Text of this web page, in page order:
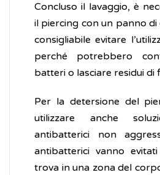
Concluso il lavaggio, è
il piercing con un panno di
consigliabile evitare
perché potrebbero
batteri o lasciare residui di
Per la detersione del
utilizzare anche
antibatterici non
antibatterici vanno
trova in una zona del